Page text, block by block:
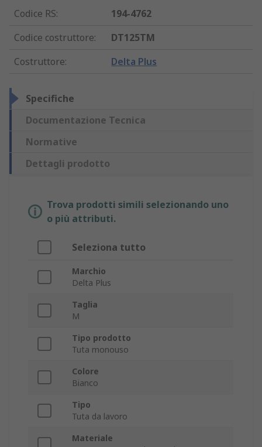
Codice RS:
194-4762
Codice costruttore:
DT125TM
Costruttore: Delta Plus
Specifiche
Documentazione Tecnica
Normative
Dettagli prodotto
Trova prodotti simili selezionando uno
o più attributi.
Seleziona tutto
Marchio
Delta Plus
Taglia
M
Tipo prodotto
Tuta monouso
Colore
Bianco
Tipo
Tuta da lavoro
Materiale